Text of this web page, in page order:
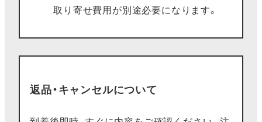
取り寄せ費用が別途必要になります。
返品・キャンセルについて